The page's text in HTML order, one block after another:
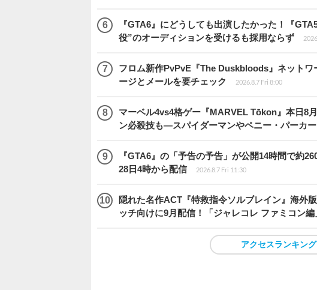
『GTA6』にどうしても出演したかった！『
役”のオーディションを受けるも採用ならず
フロム新作PvPvE『The Duskbloods』ネット
ージとメールを要チェック
2026.8.7 Fri 8:00
マーベル4vs4格ゲー『MARVEL Tōkon』本日8
ン必殺技も―スパイダーマンやペニー・パーカ
『GTA6』の「予告の予告」が公開14時間で約
28日4時から配信
2026.8.7 Fri 11:30
隠れた名作ACT『特救指令ソルブレイン』海外
ッチ向けに9月配信！「ジャレコレ ファミコン
アクセスランキン